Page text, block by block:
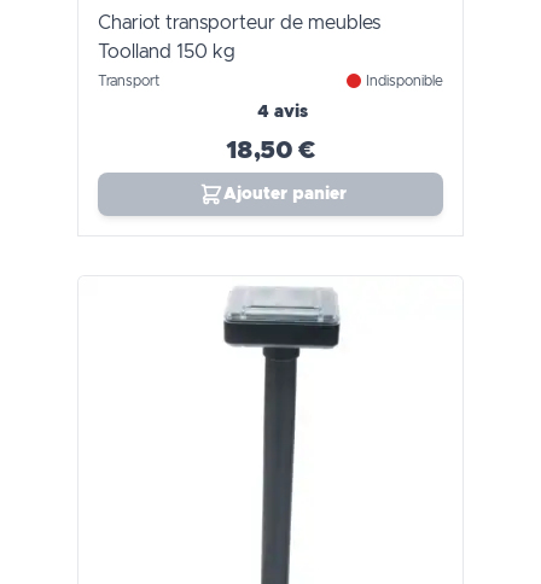
Chariot transporteur de meubles
Toolland 150 kg
Transport Indisponible
4 avis
18,50 €
Ajouter panier